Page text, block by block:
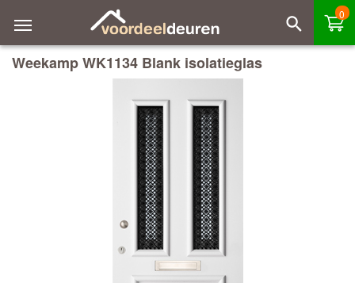
0
Weekamp WK1134 Blank isolatieglas